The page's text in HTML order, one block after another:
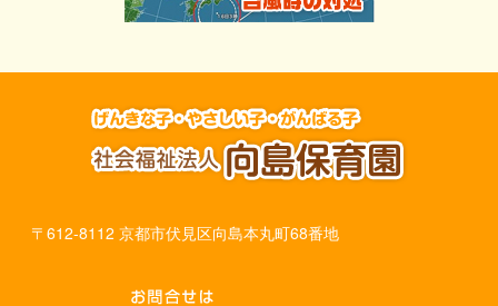
〒612-8112 京都市伏見区向島本丸町68番地